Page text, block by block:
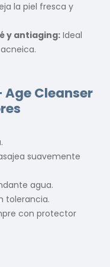
la piel fresca y
y antiaging: Ideal
Age Cleanser
suavemente
agua.
tolerancia.
con protector